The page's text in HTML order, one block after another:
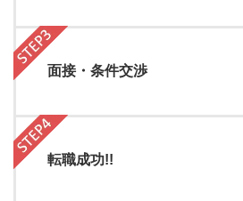
面接・条件交渉
転職成功!!